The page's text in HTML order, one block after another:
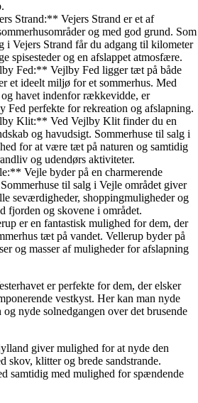
Strand:** Vejers Strand er et af
og med god grund. Som
i Vejers Strand får du adgang til kilometer
spisesteder og en afslappet atmosfære.
Fed:** Vejlby Fed ligger tæt på både
et ideelt miljø for et sommerhus. Med
havet indenfor rækkevidde, er
Fed perfekte for rekreation og afslapning.
Klit:** Ved Vejlby Klit finder du en
og havudsigt. Sommerhuse til salg i
for at være tæt på naturen og samtidig
og udendørs aktiviteter.
Vejle byder på en charmerende
til salg i Vejle området giver
seværdigheder, shoppingmuligheder og
fjorden og skovene i området.
er en fantastisk mulighed for dem, der
tæt på vandet. Vellerup byder på
og masser af muligheder for afslapning
er perfekte for dem, der elsker
vestkyst. Her kan man nyde
og nyde solnedgangen over det brusende
giver mulighed for at nyde den
skov, klitter og brede sandstrande.
samtidig med mulighed for spændende